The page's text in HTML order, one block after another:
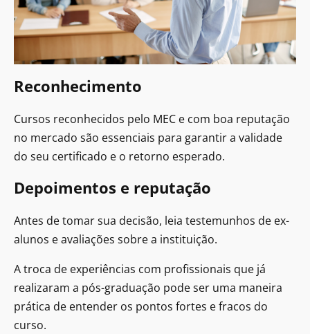
Reconhecimento
Cursos reconhecidos pelo MEC e com boa reputação
no mercado são essenciais para garantir a validade
do seu certificado e o retorno esperado.
Depoimentos e reputação
Antes de tomar sua decisão, leia testemunhos de ex-
alunos e avaliações sobre a instituição.
A troca de experiências com profissionais que já
realizaram a pós-graduação pode ser uma maneira
prática de entender os pontos fortes e fracos do
curso.